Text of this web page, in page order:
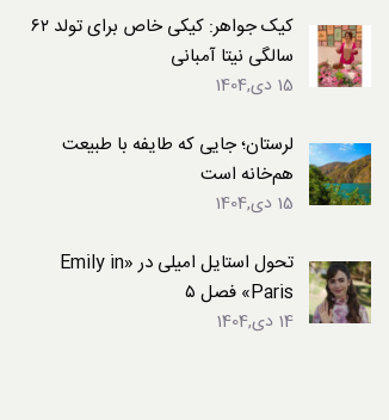
کیک جواهر: کیکی خاص برای تولد ۶۲
سالگی نیتا آمبانی
15 دی,1404
لرستان؛ جایی که طایفه با طبیعت
هم‌خانه است
15 دی,1404
تحول استایل امیلی در «Emily in
Paris» فصل ۵
14 دی,1404